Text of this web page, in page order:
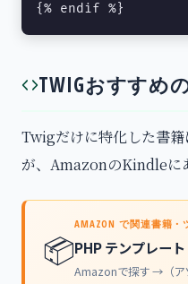
{% endif %}
TWIGおすすめ
Twigだけに特化した書
が、AmazonのKindleに
📦
AMAZON で関連書籍・
PHP テンプレー
Amazonで探す →（ア